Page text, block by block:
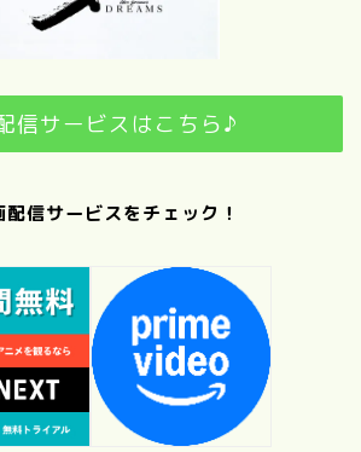
信サービスはこちら♪
配信サービスをチェック！